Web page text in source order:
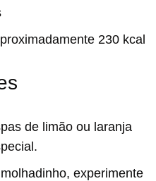
230 kcal
de limão ou laranja
experimente